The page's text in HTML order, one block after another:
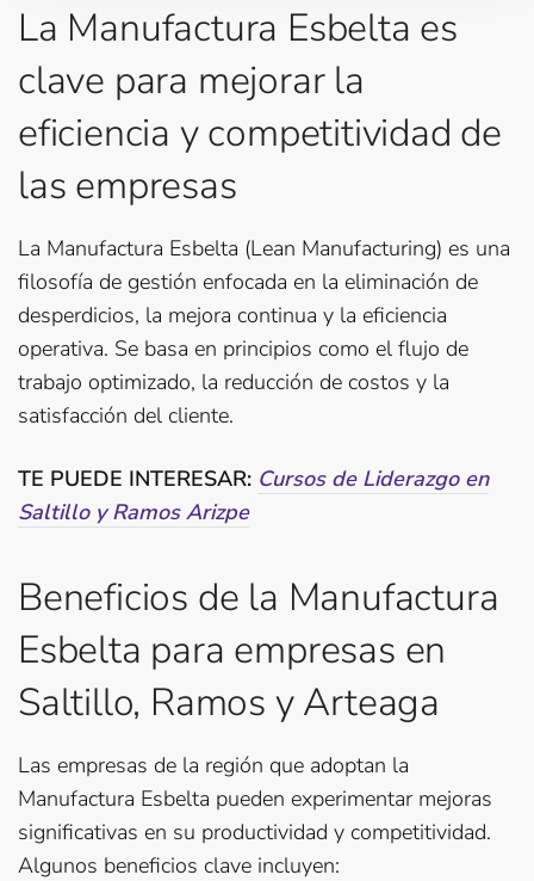
La Manufactura Esbelta es
clave para mejorar la
eficiencia y competitividad de
las empresas
La Manufactura Esbelta (Lean Manufacturing) es una
filosofía de gestión enfocada en la eliminación de
desperdicios, la mejora continua y la eficiencia
operativa. Se basa en principios como el flujo de
trabajo optimizado, la reducción de costos y la
satisfacción del cliente.
TE PUEDE INTERESAR: Cursos de Liderazgo en
Saltillo y Ramos Arizpe
Beneficios de la Manufactura
Esbelta para empresas en
Saltillo, Ramos y Arteaga
Las empresas de la región que adoptan la
Manufactura Esbelta pueden experimentar mejoras
significativas en su productividad y competitividad.
Algunos beneficios clave incluyen: